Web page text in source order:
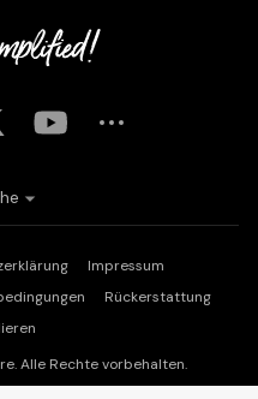
Impressum
Rückerstattung
Alle Rechte vorbehalten.